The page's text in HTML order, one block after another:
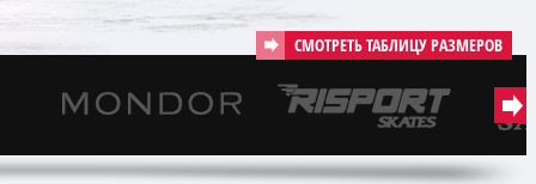
СМОТРЕТЬ ТАБЛИЦУ РАЗМЕРОВ